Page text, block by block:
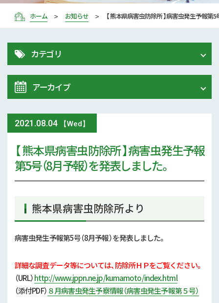
ホーム お知らせ 【 熊本県病害虫防除所 】病害虫発生予報第5
2021.08.04 【Wed】
【 熊本県病害虫防除所 】病害虫発生予報
第5号（8月予報）を発表しました。
熊本県病害虫防除所より
病害虫発生予報第5号（8月予報）を発表しました。
詳細な調査データ等については、防除所ＨＰをご覧ください。
（URL）http://www.jppn.ne.jp/kumamoto/index.html
（添付PDF） ８月病害虫発生予察情報（病害虫発生予報第５号）
カテゴリ
令和8年 熊本地震関連情報
農業大学校
スマート農業
技術と方法
気象
病害虫
アーカイブ
2026年 (74)
2025年 (107)
2024年 (125)
2022年 (170)
2021年 (173)
2020年 (167)
2019年 (5)